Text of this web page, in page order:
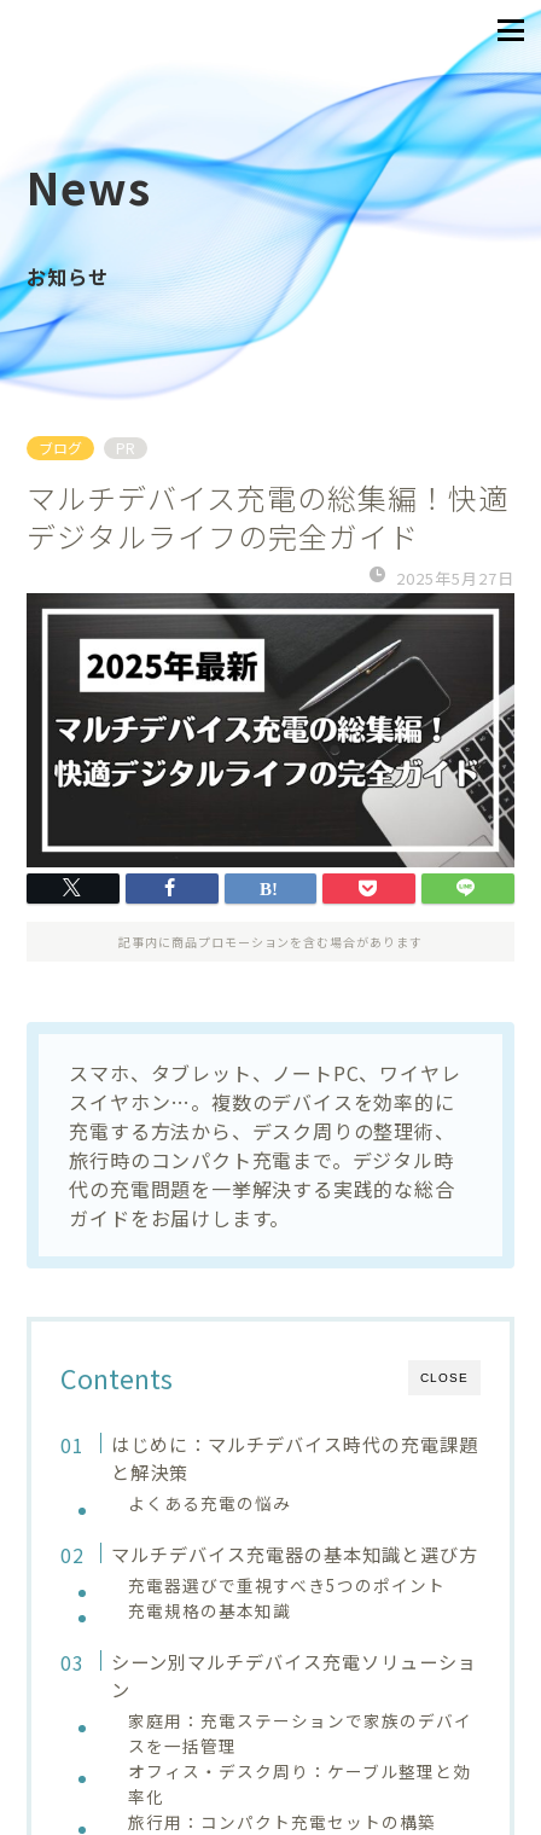
News
お知らせ
ブログ PR
マルチデバイス充電の総集編！快適
デジタルライフの完全ガイド
2025年5月27日
記事内に商品プロモーションを含む場合があります
スマホ、タブレット、ノートPC、ワイヤレ
スイヤホン…。複数のデバイスを効率的に
充電する方法から、デスク周りの整理術、
旅行時のコンパクト充電まで。デジタル時
代の充電問題を一挙解決する実践的な総合
ガイドをお届けします。
CLOSE
Contents
はじめに：マルチデバイス時代の充電課題
と解決策
よくある充電の悩み
マルチデバイス充電器の基本知識と選び方
充電器選びで重視すべき5つのポイント
充電規格の基本知識
シーン別マルチデバイス充電ソリューショ
ン
家庭用：充電ステーションで家族のデバイ
スを一括管理
オフィス・デスク周り：ケーブル整理と効
率化
旅行用：コンパクト充電セットの構築